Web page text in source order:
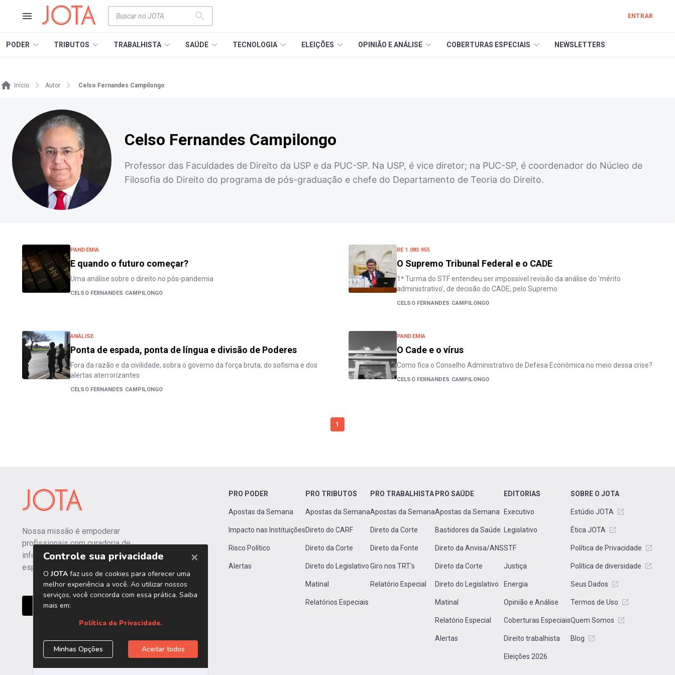
ENTRAR
PODER TRIBUTOS TRABALHISTA SAÚDE TECNOLOGIA ELEIÇÕES OPINIÃO E ANÁLISE COBERTURAS ESPECIAIS NEWSLETTERS
Início Autor Celso Fernandes Campilongo
Celso Fernandes Campilongo
Professor das Faculdades de Direito da USP e da PUC-SP. Na USP, é vice diretor; na PUC-SP, é coordenador do Núcleo de
Filosofia do Direito do programa de pós-graduação e chefe do Departamento de Teoria do Direito.
PANDEMIA
E quando o futuro começar?
Uma análise sobre o direito no pós-pandemia
CELSO FERNANDES CAMPILONGO
RE 1.083.955
O Supremo Tribunal Federal e o CADE
1ª Turma do STF entendeu ser impossível revisão da análise do 'mérito
administrativo', de decisão do CADE, pelo Supremo
CELSO FERNANDES CAMPILONGO
ANÁLISE
Ponta de espada, ponta de língua e divisão de Poderes
Fora da razão e da civilidade, sobra o governo da força bruta, do sofisma e dos
alertas aterrorizantes
CELSO FERNANDES CAMPILONGO
PANDEMIA
O Cade e o vírus
Como fica o Conselho Administrativo de Defesa Econômica no meio dessa crise?
CELSO FERNANDES CAMPILONGO
1
Nossa missão é empoderar
profissionais com curadoria de
informações independentes e
especializadas.
CONHEÇA O JOTA PRO
PRO PODER
Apostas da Semana
Impacto nas Instituições
Risco Político
Alertas
PRO TRIBUTOS
Apostas da Semana
Direto do CARF
Direto da Corte
Direto do Legislativo
Matinal
Relatórios Especiais
PRO TRABALHISTA
Apostas da Semana
Direto da Corte
Direto da Fonte
Giro nos TRT's
Relatório Especial
PRO SAÚDE
Apostas da Semana
Bastidores da Saúde
Direto da Anvisa/ANS
Direto da Corte
Direto do Legislativo
Matinal
Relatório Especial
Alertas
EDITORIAS
Executivo
Legislativo
STF
Justiça
Energia
Opinião e Análise
Coberturas Especiais
Direito trabalhista
Eleições 2026
SOBRE O JOTA
Estúdio JOTA
Ética JOTA
Política de Privacidade
Política de diversidade
Seus Dados
Termos de Uso
Quem Somos
Blog